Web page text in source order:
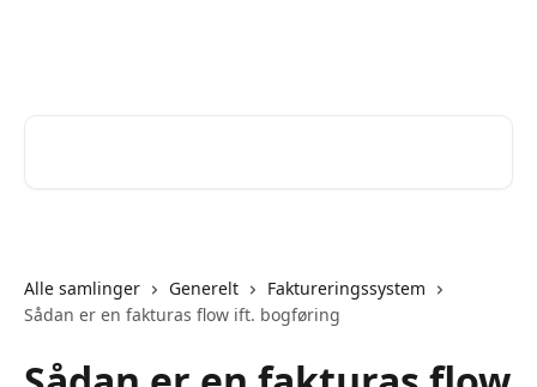
Alle samlinger Generelt
Faktureringssystem
Sådan er en fakturas flow ift. bogføring